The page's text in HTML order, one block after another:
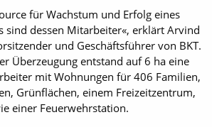
für Wachstum und Erfolg eines
sind dessen Mitarbeiter«, erklärt Arvind
und Geschäftsführer von BKT.
Überzeugung entstand auf 6 ha eine
mit Wohnungen für 406 Familien,
Grünflächen, einem Freizeitzentrum,
einer Feuerwehrstation.